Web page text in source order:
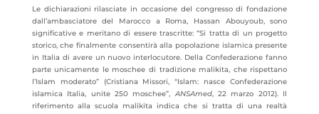
Le dichiarazioni rilasciate in occasione del congresso di fondazione
dall’ambasciatore del Marocco a Roma, Hassan Abouyoub, sono
significative e meritano di essere trascritte: “Si tratta di un progetto
storico, che finalmente consentirà alla popolazione islamica presente
in Italia di avere un nuovo interlocutore. Della Confederazione fanno
parte unicamente le moschee di tradizione malikita, che rispettano
l’Islam moderato” (Cristiana Missori, “Islam: nasce Confederazione
islamica Italia, unite 250 moschee”,ANSAmed, 22 marzo 2012). Il
riferimento alla scuola malikita indica che si tratta di una realtà